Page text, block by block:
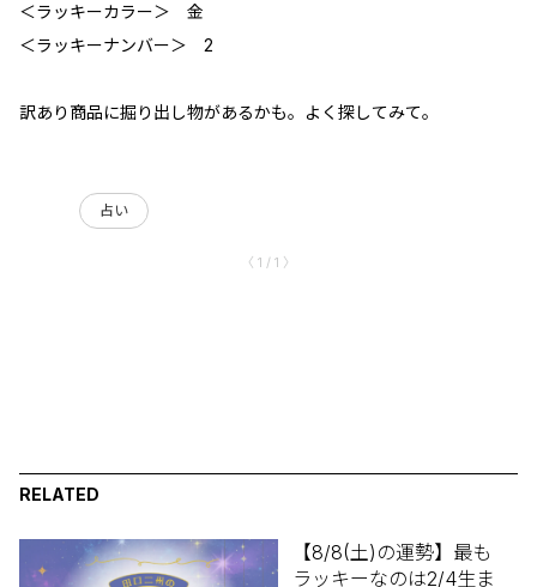
＜ラッキーカラー＞ 金
＜ラッキーナンバー＞ 2
訳あり商品に掘り出し物があるかも。よく探してみて。
占い
〈 1 / 1 〉
RELATED
【8/8(土)の運勢】最も
ラッキーなのは2/4生ま